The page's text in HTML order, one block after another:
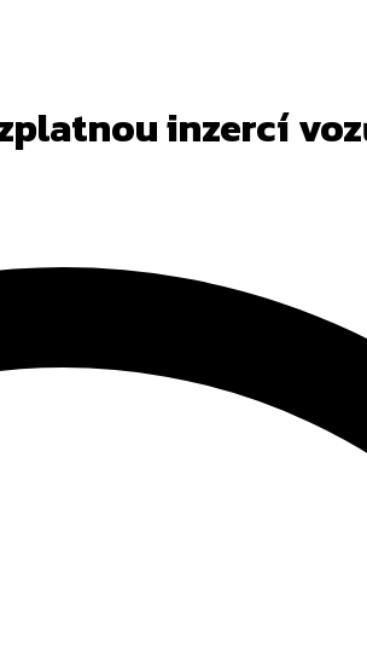
inzercí